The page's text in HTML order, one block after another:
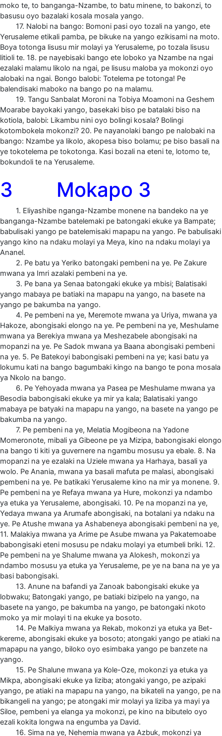
moko te, to banganga-Nzambe, to batu minene, to bakonzi, to
basusu oyo bazalaki kosala mosala yango.
17. Nalobi na bango: Bomoni pasi oyo tozali na yango, ete
Yerusaleme etikali pamba, pe bikuke na yango ezikisami na moto.
Boya totonga lisusu mir molayi ya Yerusaleme, po tozala lisusu
litioli te. 18. pe nayebisaki bango ete loboko ya Nzambe na ngai
ezalaki malamu likolo na ngai, pe lisusu maloba ya mokonzi oyo
alobaki na ngai. Bongo balobi: Totelema pe totonga! Pe
balendisaki maboko na bango po na malamu.
19. Tangu Sanbalat Moroni na Tobiya Moamoni na Geshem
Moarabe bayokaki yango, basekaki biso pe batalaki biso na
kotiola, balobi: Likambu nini oyo bolingi kosala? Bolingi
kotombokela mokonzi? 20. Pe nayanolaki bango pe nalobaki na
bango: Nzambe ya likolo, akopesa biso bolamu; pe biso basali na
ye tokotelema pe tokotonga. Kasi bozali na eteni te, lotomo te,
bokundoli te na Yerusaleme.
3 Mokapo 3
1. Eliyashibe nganga-Nzambe monene na bandeko na ye
banganga-Nzambe batelemaki pe batongaki ekuke ya Bampate;
babulisaki yango pe batelemisaki mapapu na yango. Pe babulisaki
yango kino na ndaku molayi ya Meya, kino na ndaku molayi ya
Ananel.
2. Pe batu ya Yeriko batongaki pembeni na ye. Pe Zakure
mwana ya Imri azalaki pembeni na ye.
3. Pe bana ya Senaa batongaki ekuke ya mbisi; Balatisaki
yango mabaya pe batiaki na mapapu na yango, na basete na
yango pe bakumba na yango.
4. Pe pembeni na ye, Meremote mwana ya Uriya, mwana ya
Hakoze, abongisaki elongo na ye. Pe pembeni na ye, Meshulame
mwana ya Berekiya mwana ya Meshezabele abongisaki na
mopanzi na ye. Pe Sadok mwana ya Baana abongisaki pembeni
na ye. 5. Pe Batekoyi babongisaki pembeni na ye; kasi batu ya
lokumu kati na bango bagumbaki kingo na bango te pona mosala
ya Nkolo na bango.
6. Pe Yehoyada mwana ya Pasea pe Meshulame mwana ya
Besodia babongisaki ekuke ya mir ya kala; Balatisaki yango
mabaya pe batyaki na mapapu na yango, na basete na yango pe
bakumba na yango.
7. Pe pembeni na ye, Melatia Mogibeona na Yadone
Momeronote, mibali ya Gibeone pe ya Mizipa, babongisaki elongo
na bango ti kiti ya guvernere na ngambu mosusu ya ebale. 8. Na
mopanzi na ye ezalaki na Uziele mwana ya Harhaya, basali ya
wolo. Pe Anania, mwana ya basali mafuta pe malasi, abongisaki
pembeni na ye. Pe batikaki Yerusaleme kino na mir ya monene. 9.
Pe pembeni na ye Refaya mwana ya Hure, mokonzi ya ndambo
ya etuka ya Yerusaleme, abongisaki. 10. Pe na mopanzi na ye,
Yedaya mwana ya Arumafe abongisaki, na botalani ya ndaku na
ye. Pe Atushe mwana ya Ashabeneya abongisaki pembeni na ye,
11. Malakiya mwana ya Arime pe Asube mwana ya Pakatemoabe
babongisaki eteni mosusu pe ndaku molayi ya etumbeli briki. 12.
Pe pembeni na ye Shalume mwana ya Alokesh, mokonzi ya
ndambo mosusu ya etuka ya Yerusaleme, pe ye na bana na ye ya
basi babongisaki.
13. Anune na bafandi ya Zanoak babongisaki ekuke ya
lobwaku; Batongaki yango, pe batiaki bizipelo na yango, na
basete na yango, pe bakumba na yango, pe batongaki nkoto
moko ya mir molayi ti na ekuke ya bosoto.
14. Pe Malkiya mwana ya Rekab, mokonzi ya etuka ya Bet-
kereme, abongisaki ekuke ya bosoto; atongaki yango pe atiaki na
mapapu na yango, biloko oyo esimbaka yango pe banzete na
yango.
15. Pe Shalune mwana ya Kole-Oze, mokonzi ya etuka ya
Mikpa, abongisaki ekuke ya liziba; atongaki yango, pe azipaki
yango, pe atiaki na mapapu na yango, na bikateli na yango, pe na
bikangeli na yango; pe atongaki mir molayi ya liziba ya mayi ya
Siloe, pembeni ya elanga ya mokonzi, pe kino na bibutelo oyo
ezali kokita longwa na engumba ya David.
16. Sima na ye, Nehemia mwana ya Azbuk, mokonzi ya